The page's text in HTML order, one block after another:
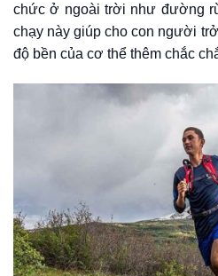
chức ở ngoài trời như đường
chạy này giúp cho con người
độ bền của cơ thể thêm chắc